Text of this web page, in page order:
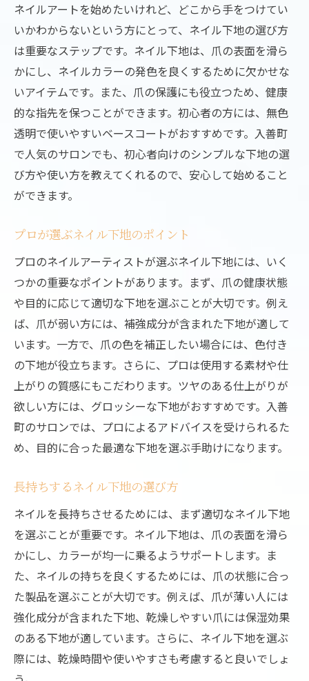
ネイルアートを始めたいけれど、どこから手をつけてい
いかわからないという方にとって、ネイル下地の選び方
は重要なステップです。ネイル下地は、爪の表面を滑ら
かにし、ネイルカラーの発色を良くするために欠かせな
いアイテムです。また、爪の保護にも役立つため、健康
的な指先を保つことができます。初心者の方には、無色
透明で使いやすいベースコートがおすすめです。入善町
で人気のサロンでも、初心者向けのシンプルな下地の選
び方や使い方を教えてくれるので、安心して始めること
ができます。
プロが選ぶネイル下地のポイント
プロのネイルアーティストが選ぶネイル下地には、いく
つかの重要なポイントがあります。まず、爪の健康状態
や目的に応じて適切な下地を選ぶことが大切です。例え
ば、爪が弱い方には、補強成分が含まれた下地が適して
います。一方で、爪の色を補正したい場合には、色付き
の下地が役立ちます。さらに、プロは使用する素材や仕
上がりの質感にもこだわります。ツヤのある仕上がりが
欲しい方には、グロッシーな下地がおすすめです。入善
町のサロンでは、プロによるアドバイスを受けられるた
め、目的に合った最適な下地を選ぶ手助けになります。
長持ちするネイル下地の選び方
ネイルを長持ちさせるためには、まず適切なネイル下地
を選ぶことが重要です。ネイル下地は、爪の表面を滑ら
かにし、カラーが均一に乗るようサポートします。ま
た、ネイルの持ちを良くするためには、爪の状態に合っ
た製品を選ぶことが大切です。例えば、爪が薄い人には
強化成分が含まれた下地、乾燥しやすい爪には保湿効果
のある下地が適しています。さらに、ネイル下地を選ぶ
際には、乾燥時間や使いやすさも考慮すると良いでしょ